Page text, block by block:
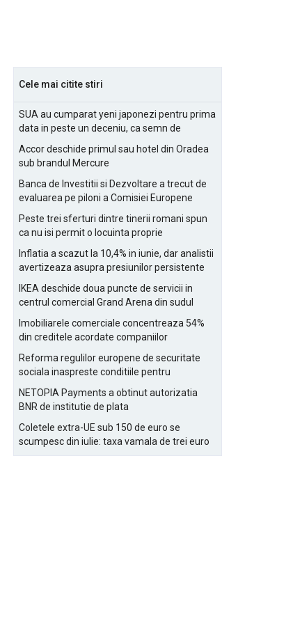
Cele mai citite stiri
SUA au cumparat yeni japonezi pentru prima
data in peste un deceniu, ca semn de
Accor deschide primul sau hotel din Oradea
sub brandul Mercure
Banca de Investitii si Dezvoltare a trecut de
evaluarea pe piloni a Comisiei Europene
Peste trei sferturi dintre tinerii romani spun
ca nu isi permit o locuinta proprie
Inflatia a scazut la 10,4% in iunie, dar analistii
avertizeaza asupra presiunilor persistente
IKEA deschide doua puncte de servicii in
centrul comercial Grand Arena din sudul
Imobiliarele comerciale concentreaza 54%
din creditele acordate companiilor
Reforma regulilor europene de securitate
sociala inaspreste conditiile pentru
NETOPIA Payments a obtinut autorizatia
BNR de institutie de plata
Coletele extra-UE sub 150 de euro se
scumpesc din iulie: taxa vamala de trei euro
pe articol, adaugata la taxa logistica